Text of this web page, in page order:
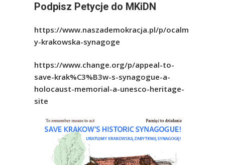
Podpisz Petycje do MKiDN
https://www.naszademokracja.pl/p/ocalm
y-krakowska-synagoge
https://www.change.org/p/appeal-to-
save-krak%C3%B3w-s-synagogue-a-
holocaust-memorial-a-unesco-heritage-
site